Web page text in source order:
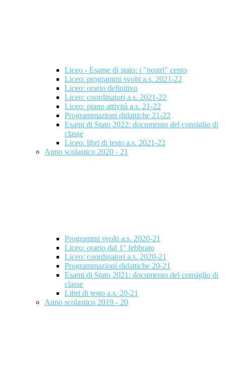
Liceo - Esame di stato: i "nostri" cento
Liceo: programmi svolti a.s. 2021-22
Liceo: orario definitivo
Liceo: coordinatori a.s. 2021-22
Liceo: piano attività a.s. 21-22
Programmazioni didattiche 21-22
Esami di Stato 2022: documento del consiglio di
classe
Liceo: libri di testo a.s. 2021-22
Anno scolastico 2020 - 21
Programmi svolti a.s. 2020-21
Liceo: orario dal 1° febbraio
Liceo: coordinatori a.s. 2020-21
Programmazioni didattiche 20-21
Esami di Stato 2021: documento del consiglio di
classe
Libri di testo a.s. 20-21
Anno scolastico 2019 - 20